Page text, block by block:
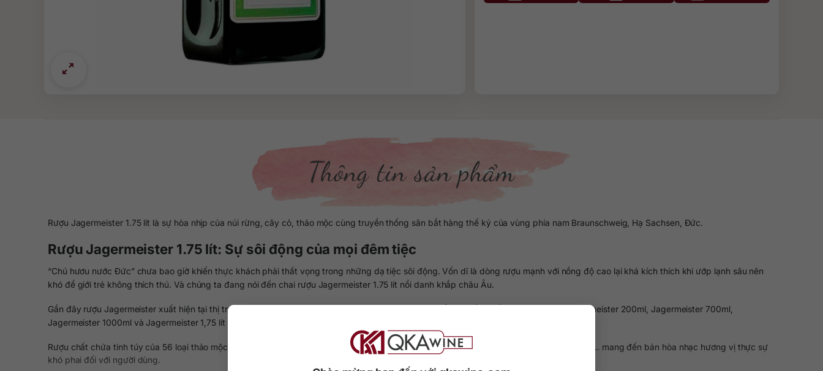
Thông tin sản phẩm
Rượu Jagermeister 1.75 lít là sự hòa nhịp của núi rừng, cây cỏ, thảo mộc cùng truyền thống săn bắt hàng thế kỷ của vùng phía nam Braunschweig, Hạ Sachsen, Đức.
Rượu Jagermeister 1.75 lít: Sự sôi động của mọi đêm tiệc
“Chú hươu nước Đức” chưa bao giờ khiến thực khách phải thất vọng trong những dạ tiệc sôi động. Vốn dĩ là dòng rượu mạnh với nồng độ cao lại khá kích thích khi ướp lạnh sâu nên
khó để giới trẻ không thích thú. Và chúng ta đang nói đến chai rượu Jagermeister 1.75 lít nổi danh khắp châu Âu.
Gần đây rượu Jagermeister xuất hiện tại thị trường Việt Nam và nhanh chóng được chú ý. Bạn có thể tìm thấy nhiều dung tích như Jagermeister 200ml, Jagermeister 700ml,
Jagermeister 1000ml và Jagermeister 1,75 lít rất thuận tiện.
Rượu chất chứa tinh túy của 56 loại thảo mộc, trái cây, rễ cây, gia vị như vỏ cam, vỏ chanh, nhân sâm, gừng, quế, cam thảo, cây bách xù… mang đến bản hòa nhạc hương vị thực sự
khó phai đối với người dùng.